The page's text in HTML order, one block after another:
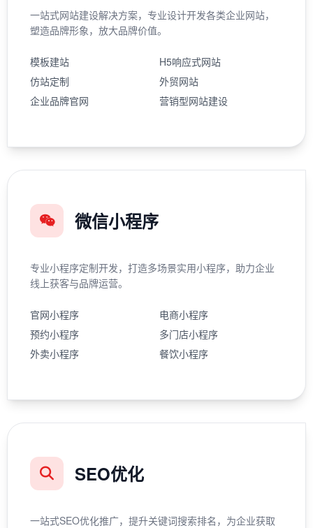
一站式网站建设解决方案，专业设计开发各类企业网站，
塑造品牌形象，放大品牌价值。
模板建站
H5响应式网站
仿站定制
外贸网站
企业品牌官网
营销型网站建设
微信小程序
专业小程序定制开发，打造多场景实用小程序，助力企业
线上获客与品牌运营。
官网小程序
电商小程序
预约小程序
多门店小程序
外卖小程序
餐饮小程序
SEO优化
一站式SEO优化推广，提升关键词搜索排名，为企业获取